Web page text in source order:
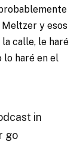
Meltzer y esos
calle, le haré
lo haré en el
in
go